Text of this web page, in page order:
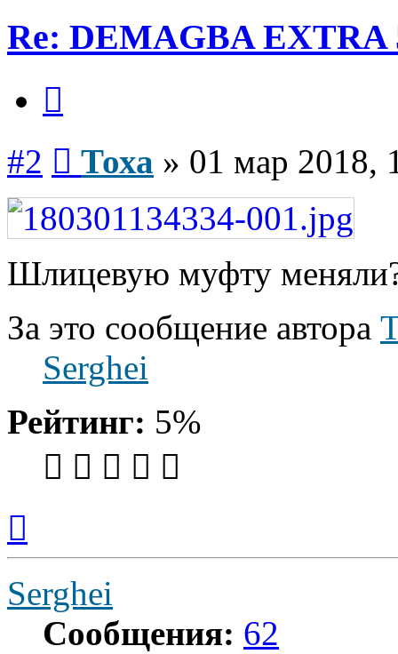
Re: DEMAGBA EXTRA
#2 Тоха » 01 мар 2018,
Шлицевую муфту
За это сообщение автора
Serghei
Рейтинг: 5%
началу
Serghei
Сообщения: 62